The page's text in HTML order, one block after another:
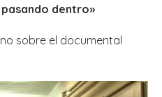
dentro»
sobre el documental